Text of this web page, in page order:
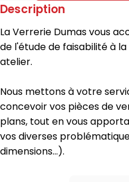
Description
La Verrerie Dumas vous
de l'étude de faisabilité à
atelier.
Nous mettons à votre
concevoir vos pièces de
plans, tout en vous
vos diverses
dimensions...).